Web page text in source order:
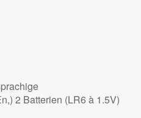
2 Batterien (LR6 à 1.5V)